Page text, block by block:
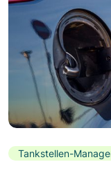
Tankstellen-